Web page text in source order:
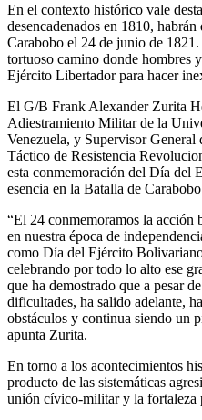
En el contexto histórico vale
desencadenados en 1810,
Carabobo el 24 de junio de
tortuoso camino donde hombres
Ejército Libertador para hacer
El G/B Frank Alexander Zurita
Adiestramiento Militar de la
Venezuela, y Supervisor
Táctico de Resistencia
esta conmemoración del Día del
esencia en la Batalla de
“El 24 conmemoramos la acción
en nuestra época de
como Día del Ejército
celebrando por todo lo alto ese
que ha demostrado que a pesar
dificultades, ha salido adelante,
obstáculos y continua siendo un
apunta Zurita.
En torno a los acontecimientos
producto de las sistemáticas
unión cívico-militar y la fortaleza